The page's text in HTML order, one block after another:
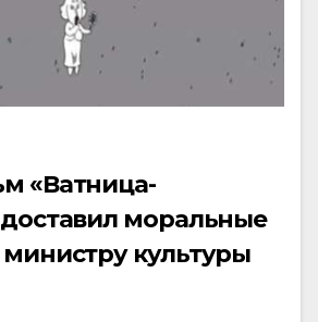
«Ватница-
моральные
культуры